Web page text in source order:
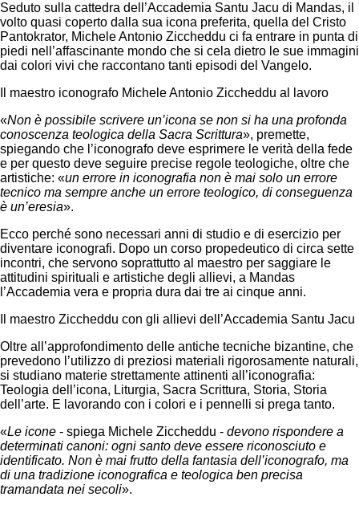
Seduto sulla cattedra dell’Accademia Santu Jacu di Mandas, il
volto quasi coperto dalla sua icona preferita, quella del Cristo
Pantokrator, Michele Antonio Ziccheddu ci fa entrare in punta di
piedi nell’affascinante mondo che si cela dietro le sue immagini
dai colori vivi che raccontano tanti episodi del Vangelo.
Il maestro iconografo Michele Antonio Ziccheddu al lavoro
«Non è possibile scrivere un’icona se non si ha una profonda
conoscenza teologica della Sacra Scrittura», premette,
spiegando che l’iconografo deve esprimere le verità della fede
e per questo deve seguire precise regole teologiche, oltre che
artistiche: «un errore in iconografia non è mai solo un errore
tecnico ma sempre anche un errore teologico, di conseguenza
è un’eresia».
Ecco perché sono necessari anni di studio e di esercizio per
diventare iconografi. Dopo un corso propedeutico di circa sette
incontri, che servono soprattutto al maestro per saggiare le
attitudini spirituali e artistiche degli allievi, a Mandas
l’Accademia vera e propria dura dai tre ai cinque anni.
Il maestro Ziccheddu con gli allievi dell’Accademia Santu Jacu
Oltre all’approfondimento delle antiche tecniche bizantine, che
prevedono l’utilizzo di preziosi materiali rigorosamente naturali,
si studiano materie strettamente attinenti all’iconografia:
Teologia dell’icona, Liturgia, Sacra Scrittura, Storia, Storia
dell’arte. E lavorando con i colori e i pennelli si prega tanto.
«Le icone - spiega Michele Ziccheddu - devono rispondere a
determinati canoni: ogni santo deve essere riconosciuto e
identificato. Non è mai frutto della fantasia dell’iconografo, ma
di una tradizione iconografica e teologica ben precisa
tramandata nei secoli».